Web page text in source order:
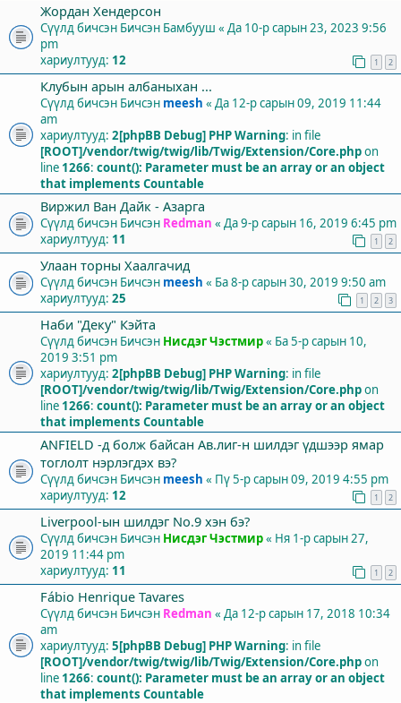
Жордан Хендерсон
Сүүлд бичсэн Бичсэн Бамбууш « Да 10-р сарын 23, 2023 9:56
pm
хариултууд: 12 1 2
Клубын арын албаныхан ...
Сүүлд бичсэн Бичсэн meesh « Да 12-р сарын 09, 2019 11:44
am
хариултууд: 2[phpBB Debug] PHP Warning: in file
[ROOT]/vendor/twig/twig/lib/Twig/Extension/Core.phpon
line 1266: count(): Parameter must be an array or an object
that implements Countable
Виржил Ван Дайк - Азарга
Сүүлд бичсэн Бичсэн Redman « Да 9-р сарын 16, 2019 6:45 pm
хариултууд: 11 1 2
Улаан торны Хаалгачид
Сүүлд бичсэн Бичсэн meesh « Ба 8-р сарын 30, 2019 9:50 am
хариултууд: 25 1 2 3
Наби "Деку" Кэйта
Сүүлд бичсэн Бичсэн Нисдэг Чэстмир« Ба 5-р сарын 10,
2019 3:51 pm
хариултууд: 2[phpBB Debug] PHP Warning: in file
[ROOT]/vendor/twig/twig/lib/Twig/Extension/Core.phpon
line 1266: count(): Parameter must be an array or an object
that implements Countable
ANFIELD -д болж байсан Ав.лиг-н шилдэг үдшээр ямар
тоглолт нэрлэгдэх вэ?
Сүүлд бичсэн Бичсэн meesh « Пү 5-р сарын 09, 2019 4:55 pm
хариултууд: 12 1 2
Liverpool-ын шилдэг No.9 хэн бэ?
Сүүлд бичсэн Бичсэн Нисдэг Чэстмир« Ня 1-р сарын 27,
2019 11:44 pm
хариултууд: 11 1 2
Fábio Henrique Tavares
Сүүлд бичсэн Бичсэн Redman « Да 12-р сарын 17, 2018 10:34
am
хариултууд: 5[phpBB Debug] PHP Warning: in file
[ROOT]/vendor/twig/twig/lib/Twig/Extension/Core.phpon
line 1266: count(): Parameter must be an array or an object
that implements Countable